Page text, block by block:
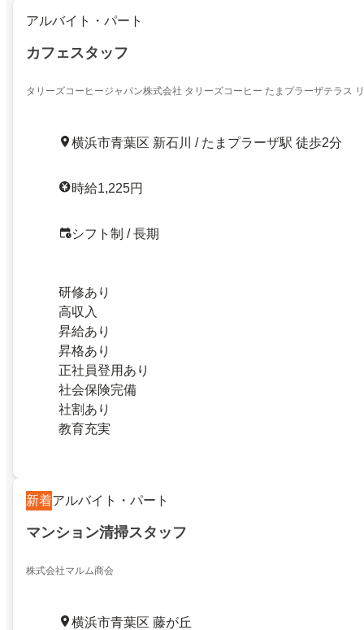
アルバイト・パート
カフェスタッフ
タリーズコーヒージャパン株式会社 タリーズコーヒー たまプラーザテラス
横浜市青葉区 新石川 / たまプラーザ駅 徒歩2分
時給1,225円
シフト制 / 長期
研修あり
高収入
昇給あり
昇格あり
正社員登用あり
社会保険完備
社割あり
教育充実
新着アルバイト・パート
マンション清掃スタッフ
株式会社マルム商会
横浜市青葉区 藤が丘